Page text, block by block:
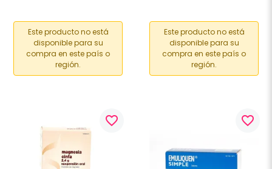
Este producto no está
disponible para su
compra en este país o
región.
Este producto no está
disponible para su
compra en este país o
región.
favorite_border favorite_border